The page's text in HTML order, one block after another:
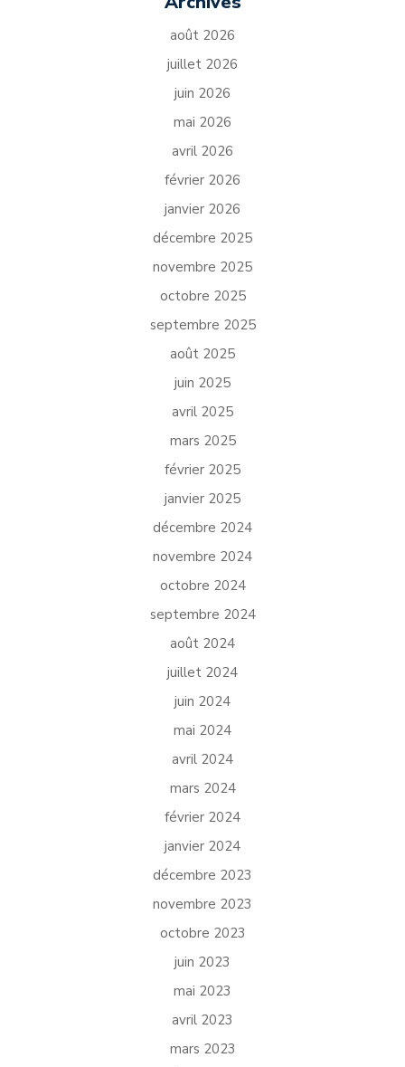
août 2026
juillet 2026
juin 2026
mai 2026
avril 2026
février 2026
janvier 2026
décembre 2025
novembre 2025
octobre 2025
septembre 2025
août 2025
juin 2025
avril 2025
mars 2025
février 2025
janvier 2025
décembre 2024
novembre 2024
octobre 2024
septembre 2024
août 2024
juillet 2024
juin 2024
mai 2024
avril 2024
mars 2024
février 2024
janvier 2024
décembre 2023
novembre 2023
octobre 2023
juin 2023
mai 2023
avril 2023
mars 2023